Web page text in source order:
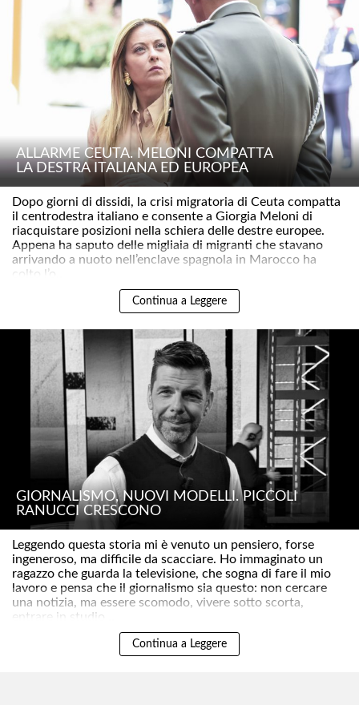
ALLARME CEUTA. MELONI COMPATTA
LA DESTRA ITALIANA ED EUROPEA
Dopo giorni di dissidi, la crisi migratoria di Ceuta compatta
il centrodestra italiano e consente a Giorgia Meloni di
riacquistare posizioni nella schiera delle destre europee.
Appena ha saputo delle migliaia di migranti che stavano
arrivando a nuoto nell’enclave spagnola in Marocco ha
colto l’o..
Continua a Leggere
GIORNALISMO, NUOVI MODELLI. PICCOLI
RANUCCI CRESCONO
Leggendo questa storia mi è venuto un pensiero, forse
ingeneroso, ma difficile da scacciare. Ho immaginato un
ragazzo che guarda la televisione, che sogna di fare il mio
lavoro e pensa che il giornalismo sia questo: non cercare
una notizia, ma essere scomodo, vivere sotto scorta,
entrare in studio ..
Continua a Leggere